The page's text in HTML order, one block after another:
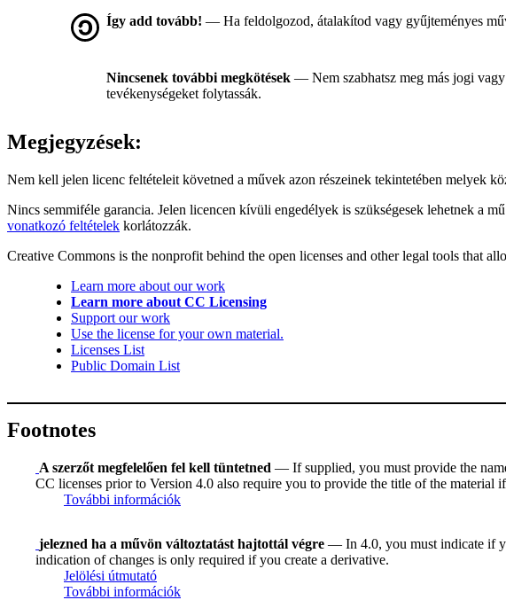
Így add tovább! — Ha feldolgozod, átalakítod vagy gyűjteményes
Nincsenek további megkötések — Nem szabhatsz meg más jogi vagy
tevékenységeket folytassák.
Megjegyzések:
Nem kell jelen licenc feltételeit követned a művek azon részeinek tekintetében melyek
Nincs semmiféle garancia. Jelen licencen kívüli engedélyek is szükségesek lehetnek a
vonatkozó feltételek korlátozzák.
Creative Commons is the nonprofit behind the open licenses and other legal tools that
Learn more about our work
Learn more about CC Licensing
Support our work
Use the license for your own material.
Licenses List
Public Domain List
Footnotes
A szerzőt megfelelően fel kell tüntetned — If supplied, you must provide the
CC licenses prior to Version 4.0 also require you to provide the title of the material
További információk
jelezned ha a művön változtatást hajtottál végre — In 4.0, you must indicate if
indication of changes is only required if you create a derivative.
Jelölési útmutató
További információk